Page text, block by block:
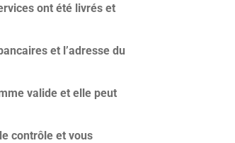
ont été livrés et
et l’adresse du
valide et elle peut
contrôle et vous